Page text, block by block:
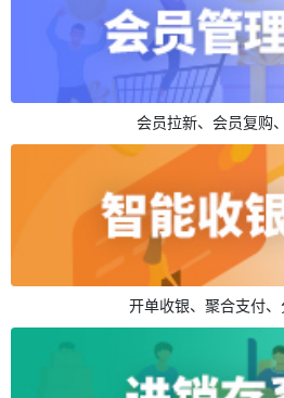
会员拉新、会员复购
开单收银、聚合支付